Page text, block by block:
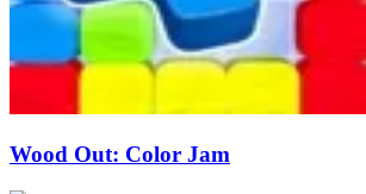
Wood Out: Color Jam